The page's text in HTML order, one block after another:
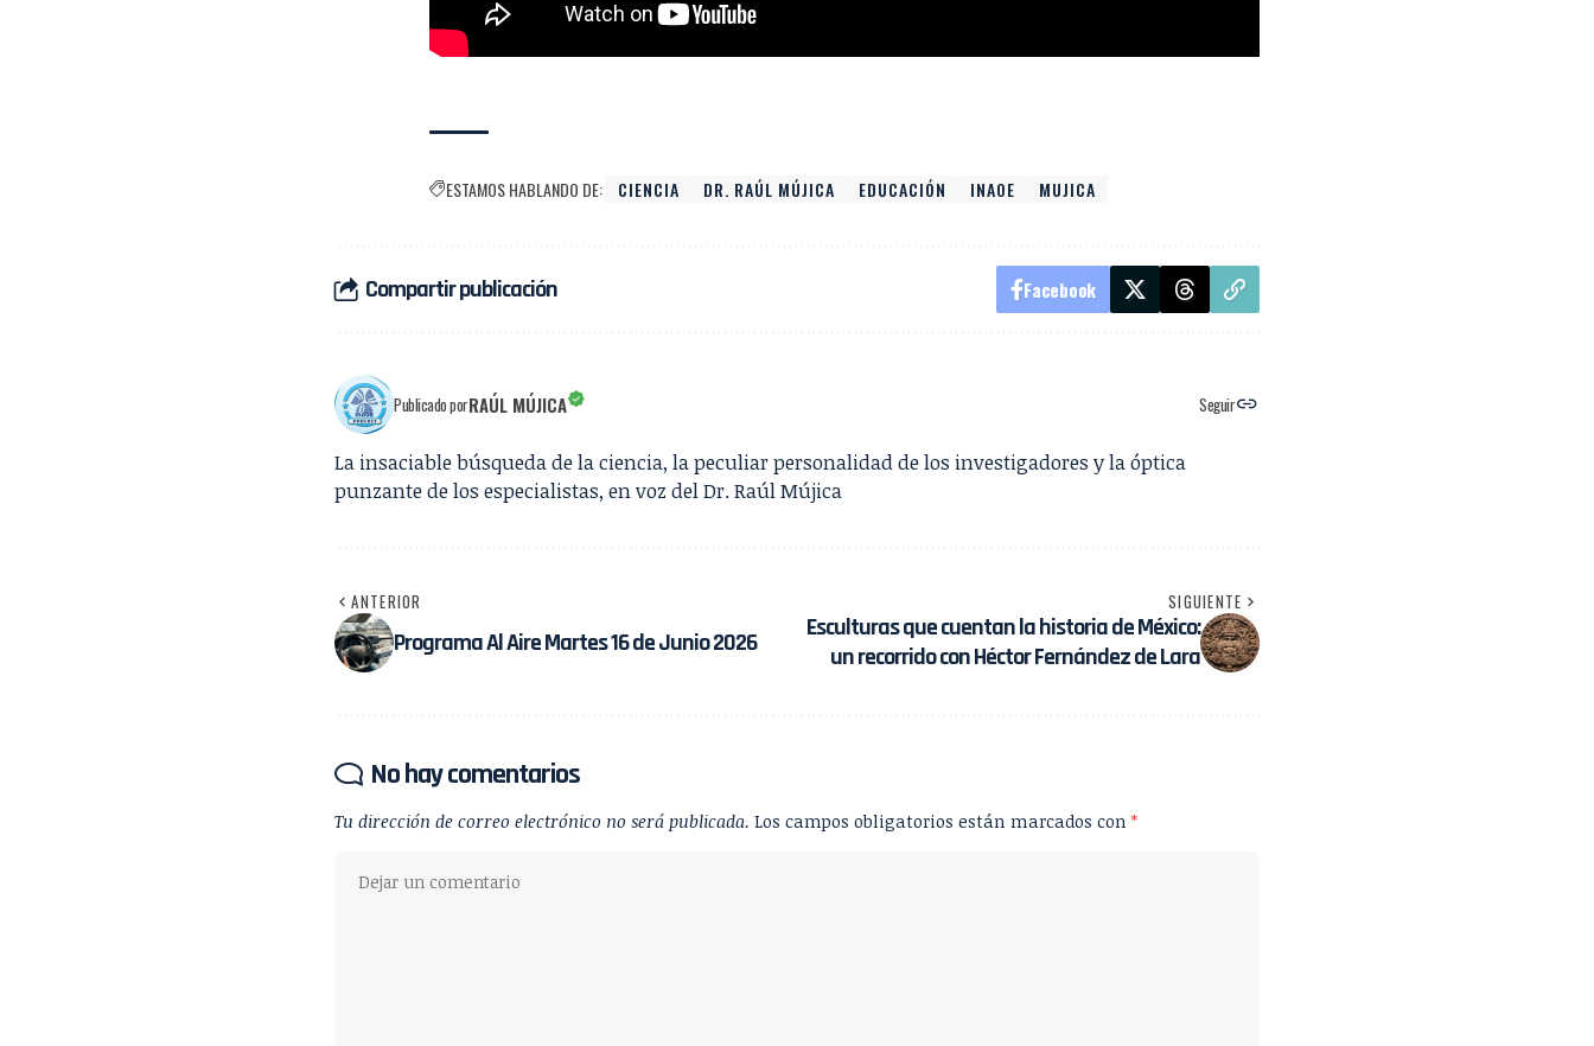
ESTAMOS HABLANDO DE: CIENCIA DR. RAÚL MÚJICA EDUCACIÓN INAOE MUJICA
Compartir publicación Facebook
Publicado porRAÚL MÚJICA Seguir
La insaciable búsqueda de la ciencia, la peculiar personalidad de los investigadores y la óptica
punzante de los especialistas, en voz del Dr. Raúl Mújica
ANTERIOR
Programa Al Aire Martes 16 de Junio 2026
SIGUIENTE
Esculturas que cuentan la historia de México:
un recorrido con Héctor Fernández de Lara
No hay comentarios
Tu dirección de correo electrónico no será publicada. Los campos obligatorios están marcados con *